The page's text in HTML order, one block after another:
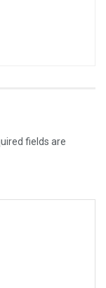
fields are